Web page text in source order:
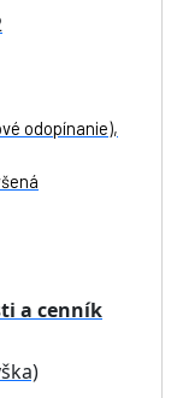
odopínanie),
a cenník